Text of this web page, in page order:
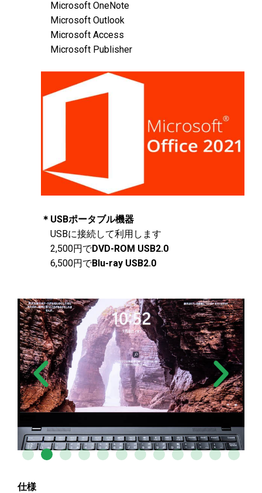
Microsoft OneNote
Microsoft Outlook
Microsoft Access
Microsoft Publisher
＊USBポータブル機器
USBに接続して利用します
2,500円でDVD-ROM USB2.0
6,500円でBlu-ray USB2.0
仕様